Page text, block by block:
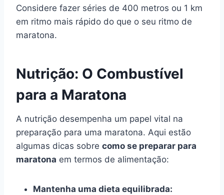
Considere fazer séries de 400 metros ou 1 km
em ritmo mais rápido do que o seu ritmo de
maratona.
Nutrição: O Combustível
para a Maratona
A nutrição desempenha um papel vital na
preparação para uma maratona. Aqui estão
algumas dicas sobre como se preparar para
maratona em termos de alimentação:
Mantenha uma dieta equilibrada: